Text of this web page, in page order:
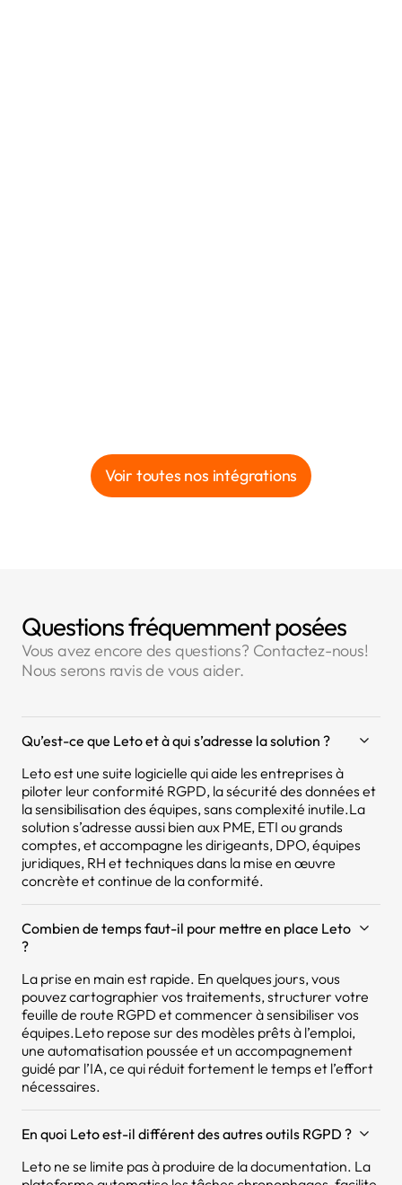
Voir toutes nos intégrations
Questions fréquemment posées
Vous avez encore des questions? Contactez-nous!
Nous serons ravis de vous aider.
Qu’est-ce que Leto et à qui s’adresse la solution ?
Leto est une suite logicielle qui aide les entreprises à
piloter leur conformité RGPD, la sécurité des données et
la sensibilisation des équipes, sans complexité inutile.La
solution s’adresse aussi bien aux PME, ETI ou grands
comptes, et accompagne les dirigeants, DPO, équipes
juridiques, RH et techniques dans la mise en œuvre
concrète et continue de la conformité.
Combien de temps faut-il pour mettre en place Leto
?
La prise en main est rapide. En quelques jours, vous
pouvez cartographier vos traitements, structurer votre
feuille de route RGPD et commencer à sensibiliser vos
équipes.Leto repose sur des modèles prêts à l’emploi,
une automatisation poussée et un accompagnement
guidé par l’IA, ce qui réduit fortement le temps et l’effort
nécessaires.
En quoi Leto est-il différent des autres outils RGPD ?
Leto ne se limite pas à produire de la documentation. La